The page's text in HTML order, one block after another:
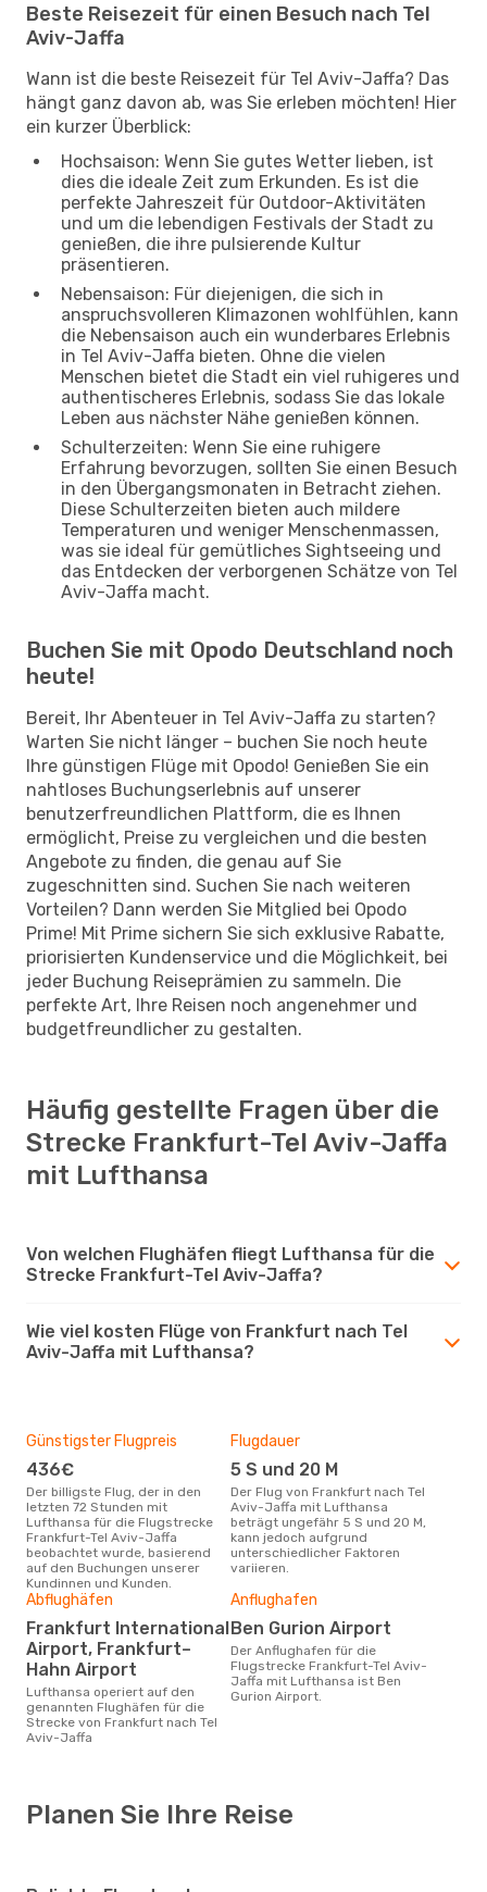
Beste Reisezeit für einen Besuch nach Tel
Aviv-Jaffa
Wann ist die beste Reisezeit für Tel Aviv-Jaffa? Das
hängt ganz davon ab, was Sie erleben möchten! Hier
ein kurzer Überblick:
Hochsaison: Wenn Sie gutes Wetter lieben, ist
dies die ideale Zeit zum Erkunden. Es ist die
perfekte Jahreszeit für Outdoor-Aktivitäten
und um die lebendigen Festivals der Stadt zu
genießen, die ihre pulsierende Kultur
präsentieren.
Nebensaison: Für diejenigen, die sich in
anspruchsvolleren Klimazonen wohlfühlen, kann
die Nebensaison auch ein wunderbares Erlebnis
in Tel Aviv-Jaffa bieten. Ohne die vielen
Menschen bietet die Stadt ein viel ruhigeres und
authentischeres Erlebnis, sodass Sie das lokale
Leben aus nächster Nähe genießen können.
Schulterzeiten: Wenn Sie eine ruhigere
Erfahrung bevorzugen, sollten Sie einen Besuch
in den Übergangsmonaten in Betracht ziehen.
Diese Schulterzeiten bieten auch mildere
Temperaturen und weniger Menschenmassen,
was sie ideal für gemütliches Sightseeing und
das Entdecken der verborgenen Schätze von Tel
Aviv-Jaffa macht.
Buchen Sie mit Opodo Deutschland noch
heute!
Bereit, Ihr Abenteuer in Tel Aviv-Jaffa zu starten?
Warten Sie nicht länger – buchen Sie noch heute
Ihre günstigen Flüge mit Opodo! Genießen Sie ein
nahtloses Buchungserlebnis auf unserer
benutzerfreundlichen Plattform, die es Ihnen
ermöglicht, Preise zu vergleichen und die besten
Angebote zu finden, die genau auf Sie
zugeschnitten sind. Suchen Sie nach weiteren
Vorteilen? Dann werden Sie Mitglied bei Opodo
Prime! Mit Prime sichern Sie sich exklusive Rabatte,
priorisierten Kundenservice und die Möglichkeit, bei
jeder Buchung Reiseprämien zu sammeln. Die
perfekte Art, Ihre Reisen noch angenehmer und
budgetfreundlicher zu gestalten.
Häufig gestellte Fragen über die
Strecke Frankfurt-Tel Aviv-Jaffa
mit Lufthansa
Von welchen Flughäfen fliegt Lufthansa für die
Strecke Frankfurt-Tel Aviv-Jaffa?
Wie viel kosten Flüge von Frankfurt nach Tel
Aviv-Jaffa mit Lufthansa?
Günstigster Flugpreis
436€
Der billigste Flug, der in den
letzten 72 Stunden mit
Lufthansa für die Flugstrecke
Frankfurt-Tel Aviv-Jaffa
beobachtet wurde, basierend
auf den Buchungen unserer
Kundinnen und Kunden.
Flugdauer
5 S und 20 M
Der Flug von Frankfurt nach Tel
Aviv-Jaffa mit Lufthansa
beträgt ungefähr 5 S und 20 M,
kann jedoch aufgrund
unterschiedlicher Faktoren
variieren.
Abflughäfen
Frankfurt International
Airport, Frankfurt–
Hahn Airport
Lufthansa operiert auf den
genannten Flughäfen für die
Strecke von Frankfurt nach Tel
Aviv-Jaffa
Anflughafen
Ben Gurion Airport
Der Anflughafen für die
Flugstrecke Frankfurt-Tel Aviv-
Jaffa mit Lufthansa ist Ben
Gurion Airport.
Planen Sie Ihre Reise